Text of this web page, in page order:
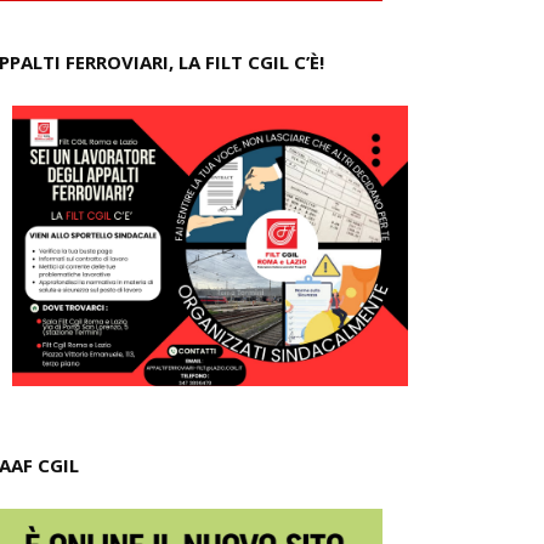
FERROVIARI, LA FILT CGIL C’È!
CGIL